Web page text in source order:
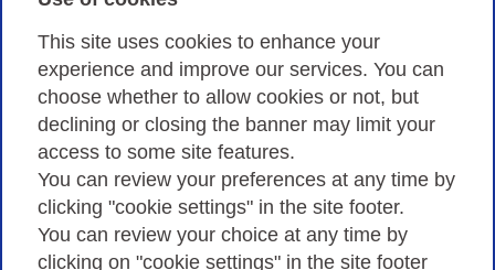
This site uses cookies to enhance your
experience and improve our services. You can
choose whether to allow cookies or not, but
declining or closing the banner may limit your
access to some site features.
You can review your preferences at any time by
clicking "cookie settings" in the site footer.
You can review your choice at any time by
clicking on "cookie settings" in the site footer
Privacy
Privacy Policy
Cookies Policy
Amministrazione trasparente